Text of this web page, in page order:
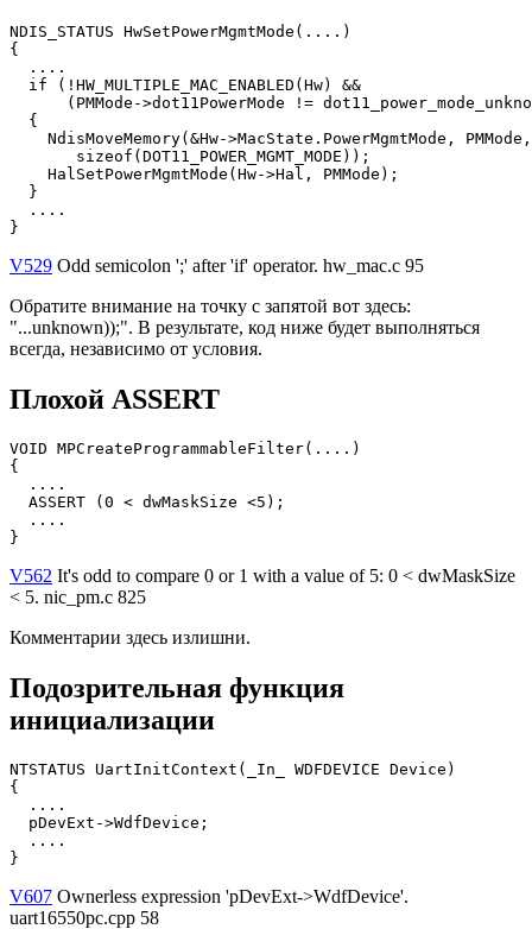
NDIS_STATUS HwSetPowerMgmtMode(....)
{
  ....
  if (!HW_MULTIPLE_MAC_ENABLED(Hw) &&
(PMMode->dot11PowerMode !=
  {
    NdisMoveMemory(&Hw->MacState.PowerMgmtMode, PMMode,
       sizeof(DOT11_POWER_MGMT_MODE));
    HalSetPowerMgmtMode(Hw->Hal, PMMode);
  }
  ....
}
V529 Odd semicolon ';' after 'if' operator. hw_mac.c 95
Обратите внимание на точку с запятой вот здесь:
"...unknown));". В результате, код ниже будет выполняться
всегда, независимо от условия.
Плохой ASSERT
VOID MPCreateProgrammableFilter(....)
{
  ....
  ASSERT (0 < dwMaskSize <5);
  ....
}
V562 It's odd to compare 0 or 1 with a value of 5: 0 < dwMaskSize
< 5. nic_pm.c 825
Комментарии здесь излишни.
Подозрительная функция
инициализации
NTSTATUS UartInitContext(_In_ WDFDEVICE Device)
{
  ....
  pDevExt->WdfDevice;
  ....
}
V607 Ownerless expression 'pDevExt->WdfDevice'.
uart16550pc.cpp 58